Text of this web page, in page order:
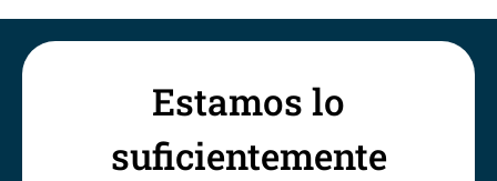
Estamos lo
suficientemente